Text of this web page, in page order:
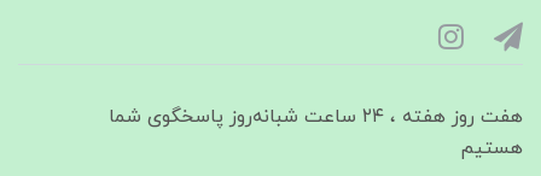
هفت روز هفته ، ۲۴ ساعت شبانه‌روز پاسخگوی شما
هستیم